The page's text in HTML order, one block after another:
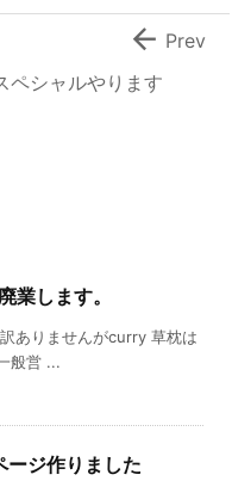
ペシャルやります
 Prev
します。
ありませんがcurry 草枕は
般営 ...
ジ作りました